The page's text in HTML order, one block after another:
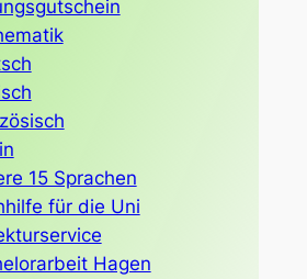
15 Sprachen
für die Uni
Hagen